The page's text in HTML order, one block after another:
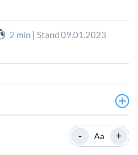
2 min | Stand 09.01.2023
Anleger haben mehr als
- Aa +